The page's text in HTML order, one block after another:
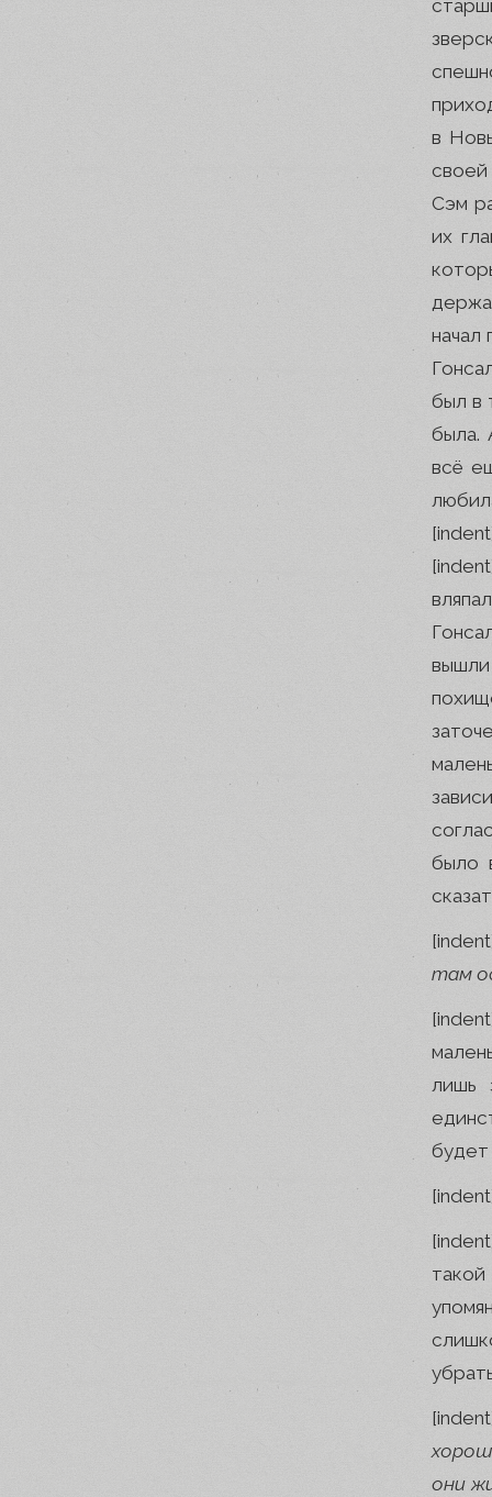
в
своей
Сэм
их
начал
был в
была.
всё
вышли
было
там
лишь
будет
они